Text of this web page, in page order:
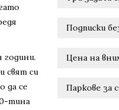
години.
свят си
да се
тина
Подписки
Цена на